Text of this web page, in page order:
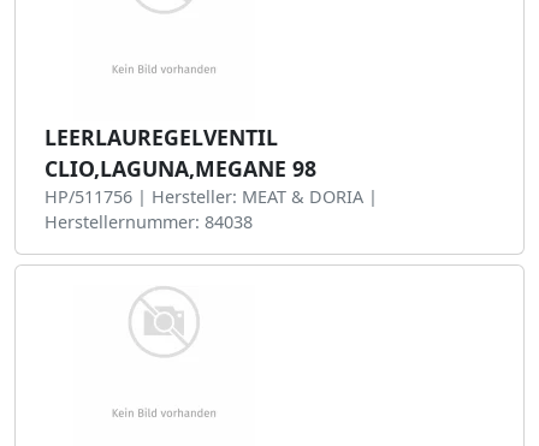
LEERLAUREGELVENTIL
CLIO,LAGUNA,MEGANE 98
HP/511756 | Hersteller: MEAT & DORIA |
Herstellernummer: 84038